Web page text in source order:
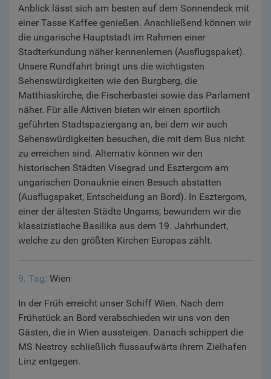
Anblick lässt sich am besten auf dem Sonnendeck mit
einer Tasse Kaffee genießen. Anschließend können wir
die ungarische Hauptstadt im Rahmen einer
Stadterkundung näher kennenlernen (Ausflugspaket).
Unsere Rundfahrt bringt uns die wichtigsten
Sehenswürdigkeiten wie den Burgberg, die
Matthiaskirche, die Fischerbastei sowie das Parlament
näher. Für alle Aktiven bieten wir einen sportlich
geführten Stadtspaziergang an, bei dem wir auch
Sehenswürdigkeiten besuchen, die mit dem Bus nicht
zu erreichen sind. Alternativ können wir den
historischen Städten Visegrad und Esztergom am
ungarischen Donauknie einen Besuch abstatten
(Ausflugspaket, Entscheidung an Bord). In Esztergom,
einer der ältesten Städte Ungarns, bewundern wir die
klassizistische Basilika aus dem 19. Jahrhundert,
welche zu den größten Kirchen Europas zählt.
9. Tag: Wien
In der Früh erreicht unser Schiff Wien. Nach dem
Frühstück an Bord verabschieden wir uns von den
Gästen, die in Wien aussteigen. Danach schippert die
MS Nestroy schließlich flussaufwärts ihrem Zielhafen
Linz entgegen.